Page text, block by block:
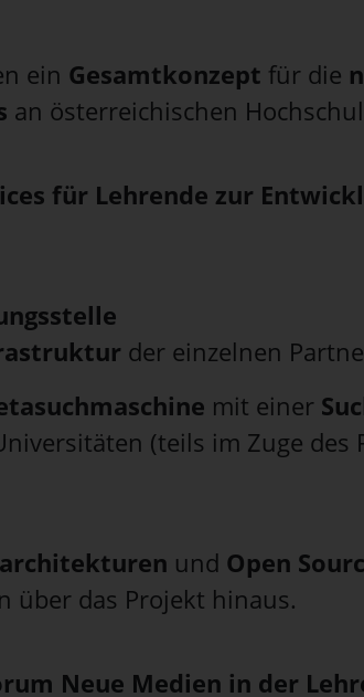
ein Gesamtkonzept für die
an österreichischen
für Lehrende zur
der einzelnen
mit einer
(teils im Zuge des
und Open
über das Projekt hinaus.
Neue Medien in der